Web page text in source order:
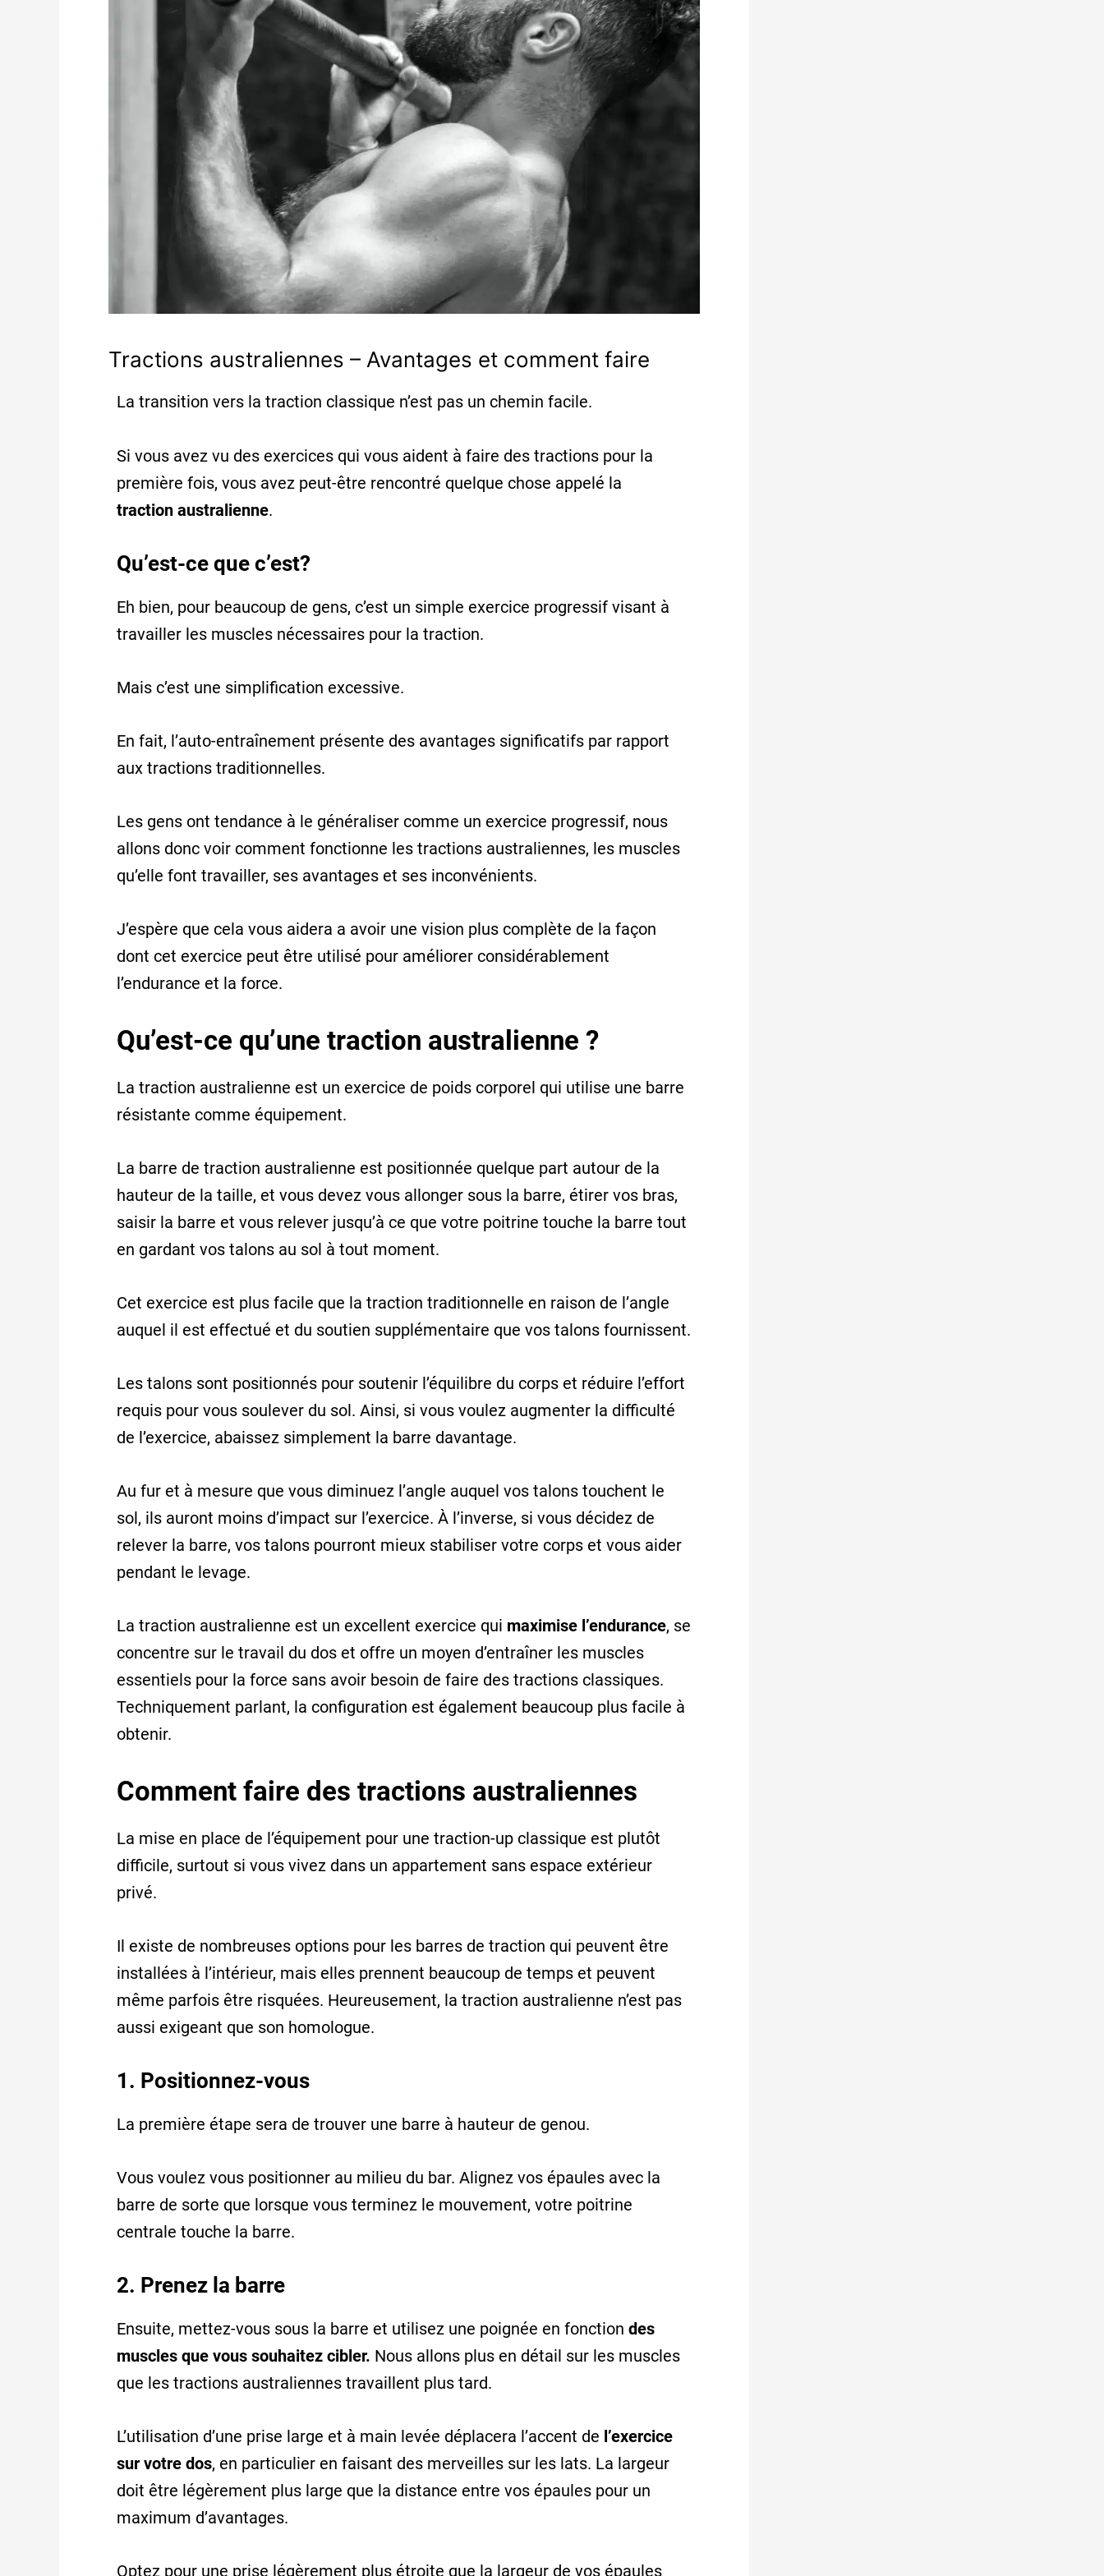
Tractions australiennes – Avantages et comment faire
La transition vers la traction classique n’est pas un chemin facile.
Si vous avez vu des exercices qui vous aident à faire des tractions pour la
première fois, vous avez peut-être rencontré quelque chose appelé la
traction australienne.
Qu’est-ce que c’est?
Eh bien, pour beaucoup de gens, c’est un simple exercice progressif visant à
travailler les muscles nécessaires pour la traction.
Mais c’est une simplification excessive.
En fait, l’auto-entraînement présente des avantages significatifs par rapport
aux tractions traditionnelles.
Les gens ont tendance à le généraliser comme un exercice progressif, nous
allons donc voir comment fonctionne les tractions australiennes, les muscles
qu’elle font travailler, ses avantages et ses inconvénients.
J’espère que cela vous aidera a avoir une vision plus complète de la façon
dont cet exercice peut être utilisé pour améliorer considérablement
l’endurance et la force.
Qu’est-ce qu’une traction australienne ?
La traction australienne est un exercice de poids corporel qui utilise une barre
résistante comme équipement.
La barre de traction australienne est positionnée quelque part autour de la
hauteur de la taille, et vous devez vous allonger sous la barre, étirer vos bras,
saisir la barre et vous relever jusqu’à ce que votre poitrine touche la barre tout
en gardant vos talons au sol à tout moment.
Cet exercice est plus facile que la traction traditionnelle en raison de l’angle
auquel il est effectué et du soutien supplémentaire que vos talons fournissent.
Les talons sont positionnés pour soutenir l’équilibre du corps et réduire l’effort
requis pour vous soulever du sol. Ainsi, si vous voulez augmenter la difficulté
de l’exercice, abaissez simplement la barre davantage.
Au fur et à mesure que vous diminuez l’angle auquel vos talons touchent le
sol, ils auront moins d’impact sur l’exercice. À l’inverse, si vous décidez de
relever la barre, vos talons pourront mieux stabiliser votre corps et vous aider
pendant le levage.
La traction australienne est un excellent exercice qui maximise l’endurance, se
concentre sur le travail du dos et offre un moyen d’entraîner les muscles
essentiels pour la force sans avoir besoin de faire des tractions classiques.
Techniquement parlant, la configuration est également beaucoup plus facile à
obtenir.
Comment faire des tractions australiennes
La mise en place de l’équipement pour une traction-up classique est plutôt
difficile, surtout si vous vivez dans un appartement sans espace extérieur
privé.
Il existe de nombreuses options pour les barres de traction qui peuvent être
installées à l’intérieur, mais elles prennent beaucoup de temps et peuvent
même parfois être risquées. Heureusement, la traction australienne n’est pas
aussi exigeant que son homologue.
1. Positionnez-vous
La première étape sera de trouver une barre à hauteur de genou.
Vous voulez vous positionner au milieu du bar. Alignez vos épaules avec la
barre de sorte que lorsque vous terminez le mouvement, votre poitrine
centrale touche la barre.
2. Prenez la barre
Ensuite, mettez-vous sous la barre et utilisez une poignée en fonction des
muscles que vous souhaitez cibler. Nous allons plus en détail sur les muscles
que les tractions australiennes travaillent plus tard.
L’utilisation d’une prise large et à main levée déplacera l’accent de l’exercice
sur votre dos, en particulier en faisant des merveilles sur les lats. La largeur
doit être légèrement plus large que la distance entre vos épaules pour un
maximum d’avantages.
Optez pour une prise légèrement plus étroite que la largeur de vos épaules